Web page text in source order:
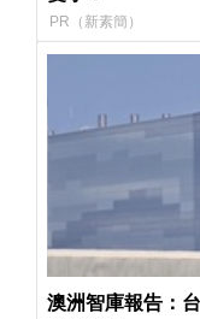
PR（新素簡）
澳洲智庫報告：